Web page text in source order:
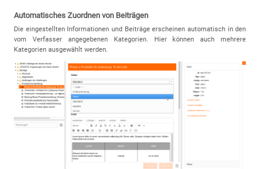
Automatisches Zuordnen von Beiträgen
Die eingestellten Informationen und Beiträge erscheinen automatisch in den
vom Verfasser angegebenen Kategorien. Hier können auch mehrere
Kategorien ausgewählt werden.